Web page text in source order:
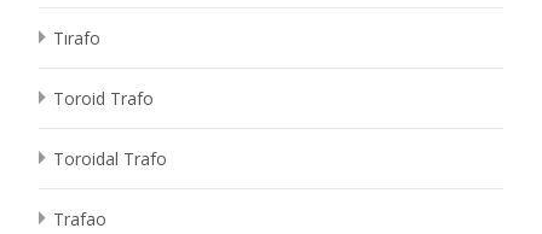
Tırafo
Toroid Trafo
Toroidal Trafo
Trafao